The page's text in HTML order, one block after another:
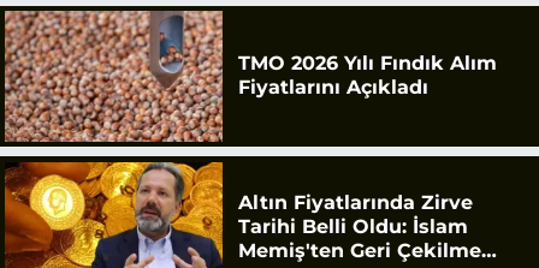
TMO 2026 Yılı Fındık Alım
Fiyatlarını Açıkladı
Altın Fiyatlarında Zirve
Tarihi Belli Oldu: İslam
Memiş'ten Geri Çekilme